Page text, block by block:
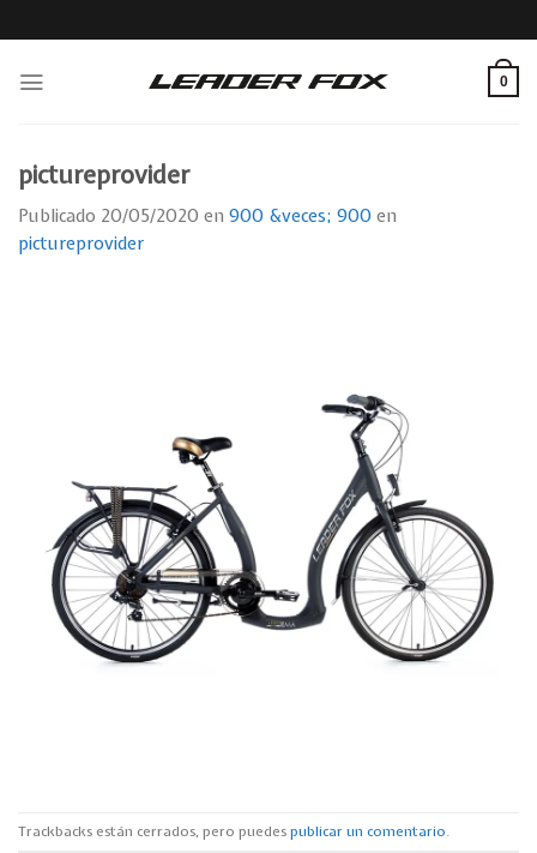
to
0
pictureprovider
Publicado 20/05/2020 en 900 &veces; 900 en
pictureprovider
Trackbacks están cerrados, pero puedespublicar un comentario.